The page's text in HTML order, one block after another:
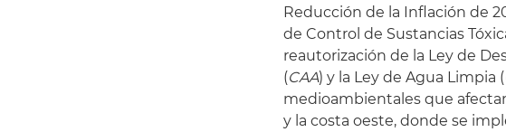
Reducción de la Inflación de
de Control de Sustancias
reautorización de la Ley de
(CAA) y la Ley de Agua Limpia (
medioambientales que
y la costa oeste, donde se